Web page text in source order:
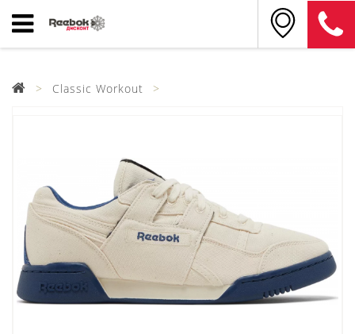
Classic Workout